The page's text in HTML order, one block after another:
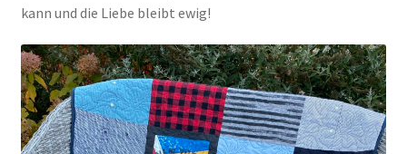
kann und die Liebe bleibt ewig!